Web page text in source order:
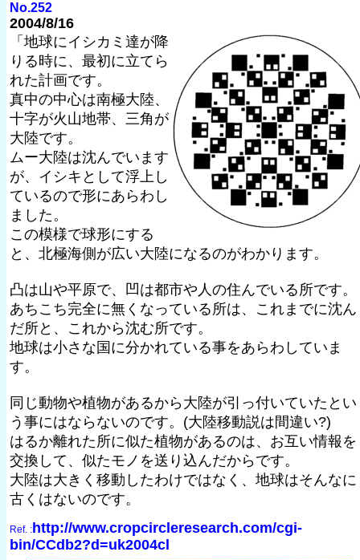
No.252
2004/8/16
「地球にイシカミ達が降
りる時に、最初に立てら
れた計画です。
真中の中心は南極大陸、
十字が火山地帯、三角が
大陸です。
ムー大陸は沈んでいます
が、イシキとして浮上し
ているので形にあらわし
ました。
この模様で球形にする
と、北極海側が広い大陸になるのがわかります。
凸は山や平原で、凹は都市や人の住んでいる所です。
あちこち完全に無くなっている所は、これまでに沈ん
だ所と、これから沈む所です。
地球は小さな国に分かれている事をあらわしていま
す。
同じ動物や植物があるから大陸が引っ付いていたとい
う事にはならないのです。(大陸移動説は間違い?)
はるか離れた所に似た植物があるのは、お互い情報を
交換して、似たモノを送り込んだからです。
大陸は大きく移動したわけではなく、地球はそんなに
古くはないのです。
Ref. : http://www.cropcircleresearch.com/cgi-
bin/CCdb2?d=uk2004cl